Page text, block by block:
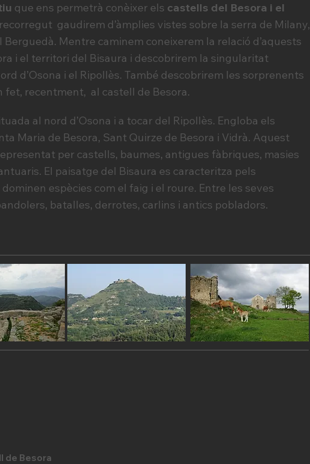
que ens permetrà conèixer els castells del Besora i el
gaudirem d’àmplies vistes sobre la serra de Milany,
Mentre caminem coneixerem la relació d’aquests
i el territori del Bisaura i descobrirem la singularitat
d’Osona i el Ripollès. També descobrirem les sorprenents
fet, recentment, al castell de Besora.
al nord d’Osona i a tocar del Ripollès. Engloba els
Maria de Besora, Sant Quirze de Besora i Vidrà. Aquest
per castells, baumes, antigues fàbriques, masies
El paisatge del Bisaura es caracteritza pels
espècies com el faig i el roure. Entre les seves
batalles, derrotes, carlins i antics pobladors.
de Besora